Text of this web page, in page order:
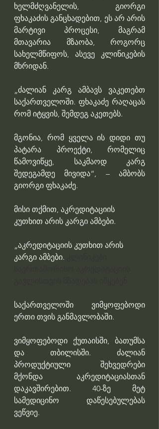
ხელმძღვანელის, გიორგი
ფხაკაძის განცხადებით, ეს არ არის
მარტივი პროცესი, მაგრამ
მთავარია მზაობა, როგორც
სახელმწიფოს, ასევე კლინიკების
მხრიდან.
„ძალიან კარგ ამბავს ვაკეთებთ
საქართველოში. ფხაკაძე რაღაცას
რომ იტყვის, შემდეგ აკეთებს.
მგონია, რომ ყველა ის დიდი თუ
პატარა პროექტი, რომელიც
წამოვიწყე, საკმაოდ კარგ
შედეგამდე მივიდა“, – ამბობს
გიორგი ფხაკაძე.
მისი თქმით, აკრედიტაციის
კუთხით არის კარგი ამბები.
„აკრედიტაციის კუთხით არის
კარგი ამბები.
საქართველოში ვიმყოფებოდი
ერთი თვის განმავლობაში.
ვიმყოფებოდი ქუთაისში, ბათუმსა
და თბილისში. ძალიან
პროდუქტიული შეხვედრები
მქონდა აკრედიტაციასთან
დაკავშირებით. 40-ზე მეტ
სამედიცინო დაწესებულებას
ვეწვიე.